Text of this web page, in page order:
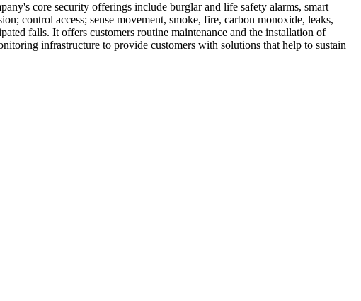
core security offerings include burglar and life safety alarms, smart
control access; sense movement, smoke, fire, carbon monoxide, leaks,
falls. It offers customers routine maintenance and the installation of
infrastructure to provide customers with solutions that help to sustain